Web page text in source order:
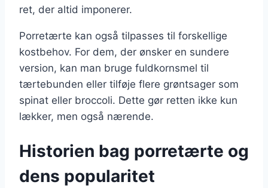
ret, der altid imponerer.
Porretærte kan også tilpasses til forskellige
kostbehov. For dem, der ønsker en sundere
version, kan man bruge fuldkornsmel til
tærtebunden eller tilføje flere grøntsager som
spinat eller broccoli. Dette gør retten ikke kun
lækker, men også nærende.
Historien bag porretærte og
dens popularitet